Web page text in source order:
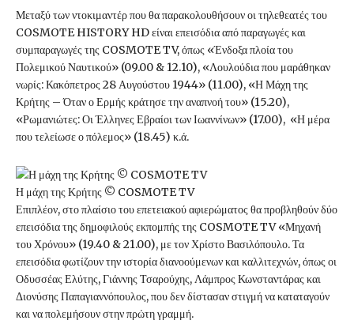
Μεταξύ των ντοκιμαντέρ που θα παρακολουθήσουν οι τηλεθεατές του
COSMOTE HISTORY HD είναι επεισόδια από παραγωγές και
συμπαραγωγές της COSMOTE TV, όπως «Ένδοξα πλοία του
Πολεμικού Ναυτικού» (09.00 & 12.10), «Λουλούδια που μαράθηκαν
νωρίς: Κακόπετρος 28 Αυγούστου 1944» (11.00), «Η Μάχη της
Κρήτης – Όταν ο Ερμής κράτησε την αναπνοή του» (15.20),
«Ρωμανιώτες: Οι Έλληνες Εβραίοι των Ιωαννίνων» (17.00), «Η μέρα
που τελείωσε ο πόλεμος» (18.45) κ.ά.
Η μάχη της Κρήτης © COSMOTE TV
Επιπλέον, στο πλαίσιο του επετειακού αφιερώματος θα προβληθούν δύο
επεισόδια της δημοφιλούς εκπομπής της COSMOTE TV «Μηχανή
του Χρόνου» (19.40 & 21.00), με τον Χρίστο Βασιλόπουλο. Τα
επεισόδια φωτίζουν την ιστορία διανοούμενων και καλλιτεχνών, όπως οι
Οδυσσέας Ελύτης, Γιάννης Τσαρούχης, Λάμπρος Κωνσταντάρας και
Διονύσης Παπαγιαννόπουλος, που δεν δίστασαν στιγμή να καταταγούν
και να πολεμήσουν στην πρώτη γραμμή.